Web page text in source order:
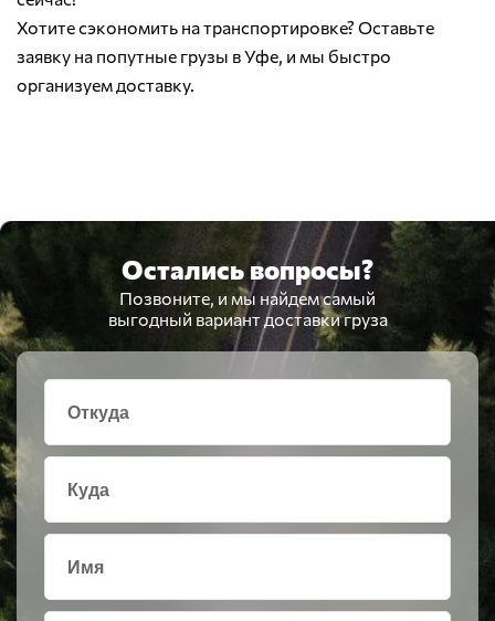
Хотите сэкономить на транспортировке? Оставьте
заявку на попутные грузы в Уфе, и мы быстро
организуем доставку.
Остались вопросы?
Позвоните, и мы найдем самый
выгодный вариант доставки груза